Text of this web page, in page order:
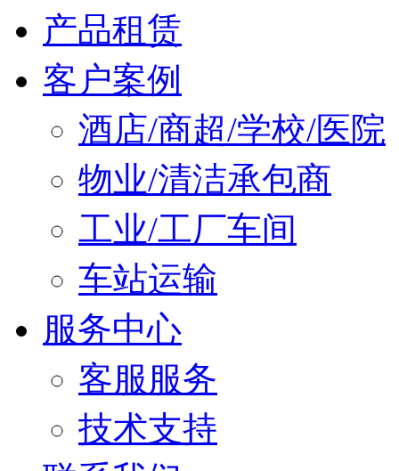
产品租赁
客户案例
酒店/商超/学校/医院
物业/清洁承包商
工业/工厂车间
车站运输
服务中心
客服服务
技术支持